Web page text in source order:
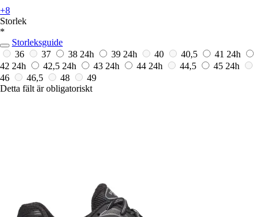
+8
Storlek
*
Storleksguide
36
37 38 24h 39 24h 40 40,5 41 24h
42 24h 42,5 24h 43 24h 44 24h 44,5 45 24h
46
46,5 48
49
Detta fält är obligatoriskt